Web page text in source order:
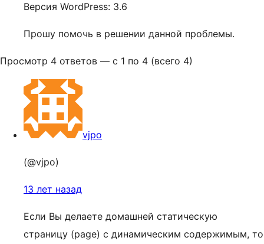
Версия WordPress: 3.6
Прошу помочь в решении данной проблемы.
Просмотр 4 ответов — с 1 по 4 (всего 4)
vjpo
(@vjpo)
13 лет назад
Если Вы делаете домашней статическую
страницу (page) с динамическим содержимым, то